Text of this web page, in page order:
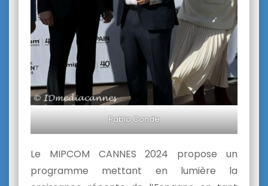
Pablo Conde
Le MIPCOM CANNES 2024 propose un
programme mettant en lumière la